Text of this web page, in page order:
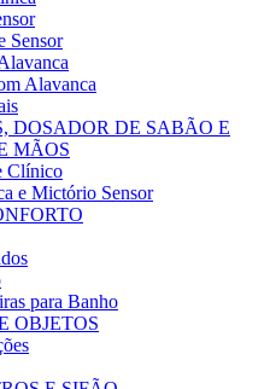
Sensor
Alavanca
DOSADOR DE SABÃO E
MÃOS
Clínico
e Mictório Sensor
para Banho
OBJETOS